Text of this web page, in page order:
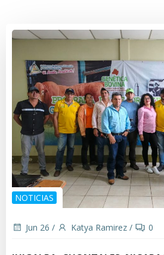
NOTICIAS
Jun 26 / Katya Ramirez / 0